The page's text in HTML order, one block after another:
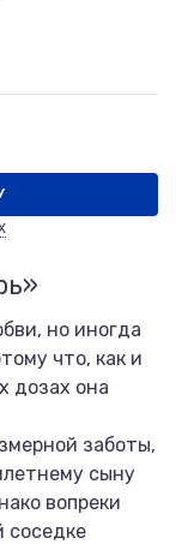
но иногда
что, как и
дозах она
заботы,
сыну
вопреки
соседке